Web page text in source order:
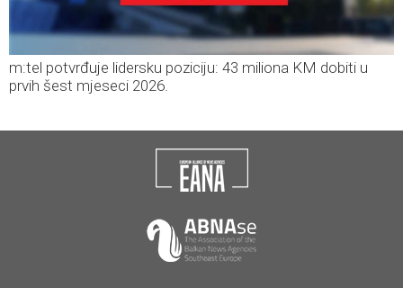
m:tel potvrđuje lidersku poziciju: 43 miliona KM dobiti u
prvih šest mjeseci 2026.